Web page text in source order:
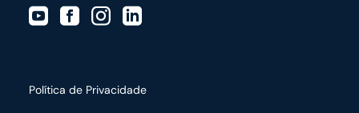
Política de Privacidade